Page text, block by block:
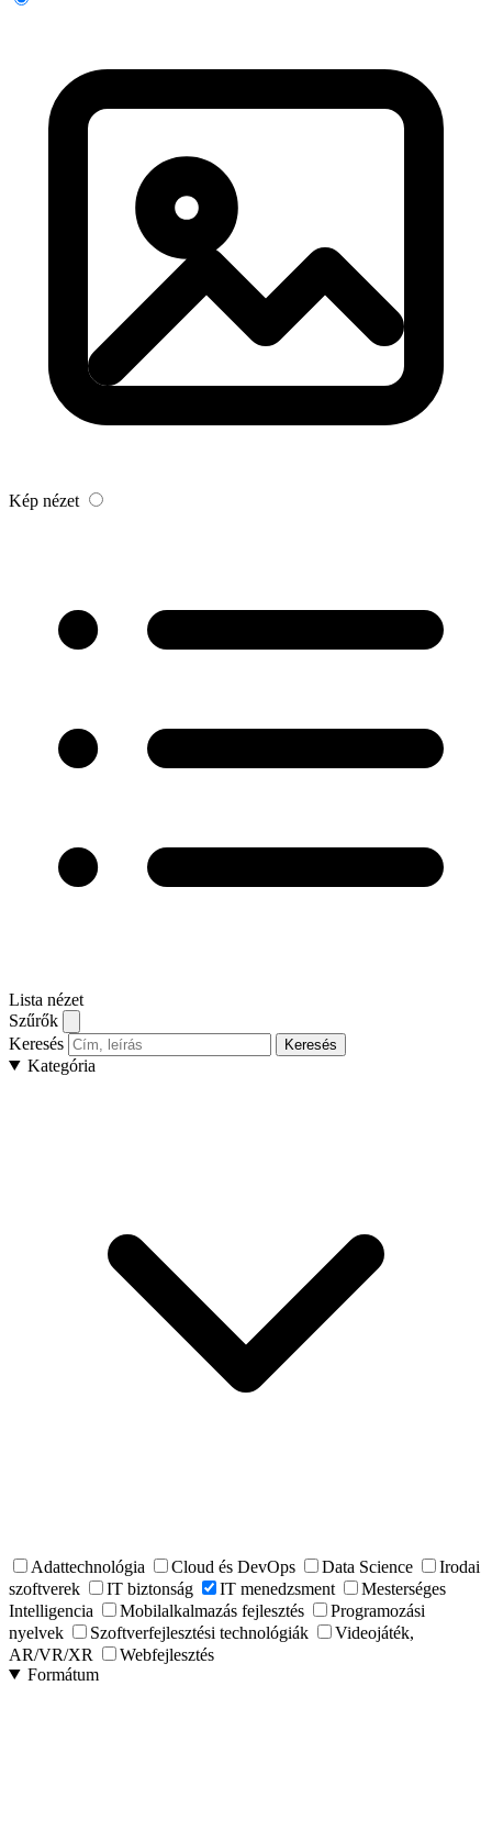
Kép nézet
Lista nézet
Szűrők
Keresés
Keresés
Kategória
Adattechnológia Cloud és DevOps Data Science
Irodai
szoftverek
IT biztonság IT menedzsment
Mesterséges
Intelligencia
Mobilalkalmazás fejlesztés
Programozási
nyelvek
Szoftverfejlesztési technológiák
Videojáték,
AR/VR/XR
Webfejlesztés
Formátum